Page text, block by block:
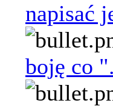
napisać
boję co